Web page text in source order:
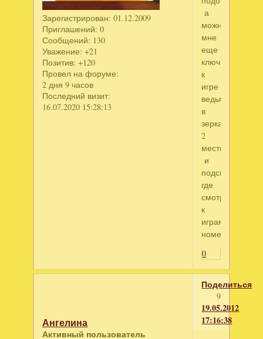
Зарегистрирован: 01.12.2009
Приглашений: 0
Сообщений: 130
Уважение: +21
Позитив: +120
Провел на форуме:
2 дня 9 часов
Последний визит:
16.07.2020 15:28:13
а
можно
мне
еще
ключик
к
игре
ведьма
в
зеркале
2
месть
и
подскажи
где
смотреть
к
играм
номера
0
Поделиться
9
19.05.2012
17:16:38
Ангелина
Активный пользователь